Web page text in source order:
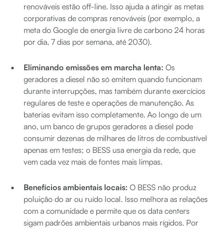
renováveis estão off-line. Isso ajuda a atingir as metas
corporativas de compras renováveis (por exemplo, a
meta do Google de energia livre de carbono 24 horas
por dia, 7 dias por semana, até 2030).
Eliminando emissões em marcha lenta: Os
geradores a diesel não só emitem quando funcionam
durante interrupções, mas também durante exercícios
regulares de teste e operações de manutenção. As
baterias evitam isso completamente. Ao longo de um
ano, um banco de grupos geradores a diesel pode
consumir dezenas de milhares de litros de combustível
apenas em testes; o BESS usa energia da rede, que
vem cada vez mais de fontes mais limpas.
Benefícios ambientais locais: O BESS não produz
poluição do ar ou ruído local. Isso melhora as relações
com a comunidade e permite que os data centers
sigam padrões ambientais urbanos mais rígidos. Por